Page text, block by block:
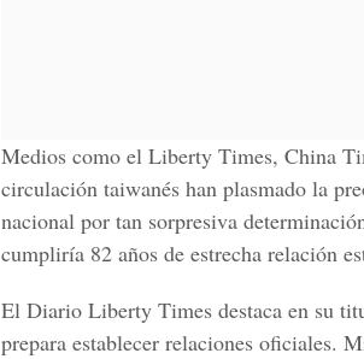
Medios como el Liberty Times, China
circulación taiwanés han plasmado la
nacional por tan sorpresiva
cumpliría 82 años de estrecha relación
El Diario Liberty Times destaca en su
prepara establecer relaciones oficiales.